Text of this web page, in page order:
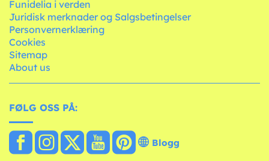
Funidelia i verden
Juridisk merknader og Salgsbetingelser
Personvernerklæring
Cookies
Sitemap
About us
FØLG OSS PÅ:
Blogg